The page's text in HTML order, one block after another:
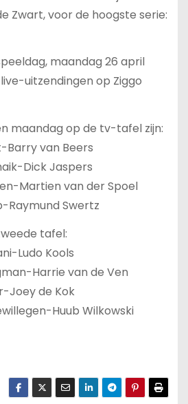
Zwart, voor de hoogste serie:
maandag 26 april
uitzendingen op Ziggo
maandag op de tv-tafel zijn:
Barry van Beers
Dick Jaspers
Martien van der Spoel
Raymund Swertz
tafel:
Ludo Kools
Harrie van de Ven
Joey de Kok
Huub Wilkowski